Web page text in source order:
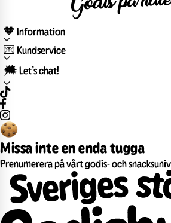
🧡 Information
💌 Kundservice
🗯️ Let’s chat!
Missa inte en enda tugga
Prenumerera på vårt godis- och